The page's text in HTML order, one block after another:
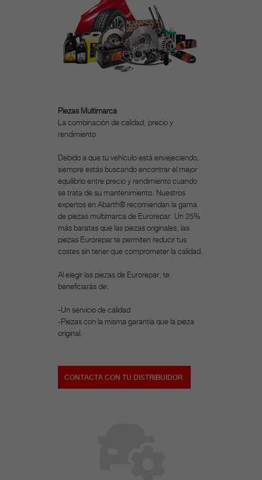
Piezas Multimarca
La combinación de calidad, precio y
rendimiento
Debido a que tu vehículo está envejeciendo,
siempre estás buscando encontrar el mejor
equilibrio entre precio y rendimiento cuando
se trata de su mantenimiento. Nuestros
expertos en Abarth® recomiendan la gama
de piezas multimarca de Eurorepar. Un 25%
más baratas que las piezas originales, las
piezas Eurorepar te permiten reducir tus
costes sin tener que comprometer la calidad.
Al elegir las piezas de Eurorepar, te
beneficiarás de:
-Un servicio de calidad
-Piezas con la misma garantía que la pieza
original.
CONTACTA CON TU DISTRIBUIDOR